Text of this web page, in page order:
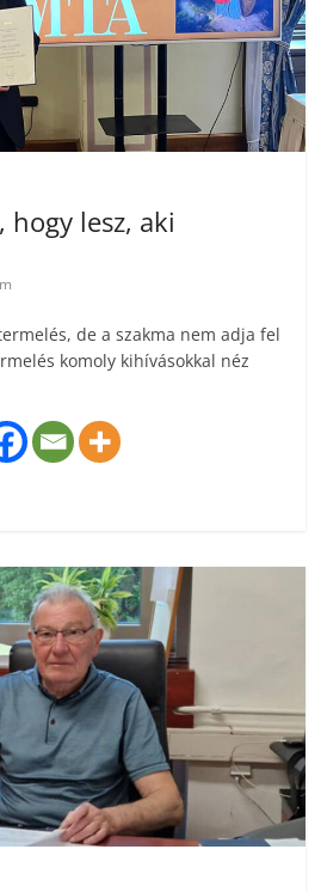
hogy lesz, aki
de a szakma nem adja fel
komoly kihívásokkal néz